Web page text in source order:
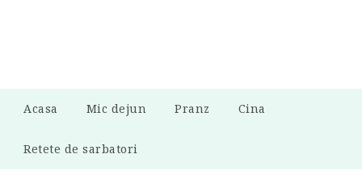
Acasa Mic dejun Pranz Cina
Retete de sarbatori